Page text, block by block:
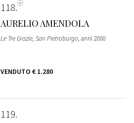
118
AURELIO AMENDOLA
Le Tre Grazie, San Pietroburgo, anni 2000
VENDUTO € 1.280
119